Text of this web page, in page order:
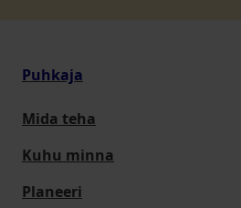
Puhkaja
Mida teha
Kuhu minna
Planeeri